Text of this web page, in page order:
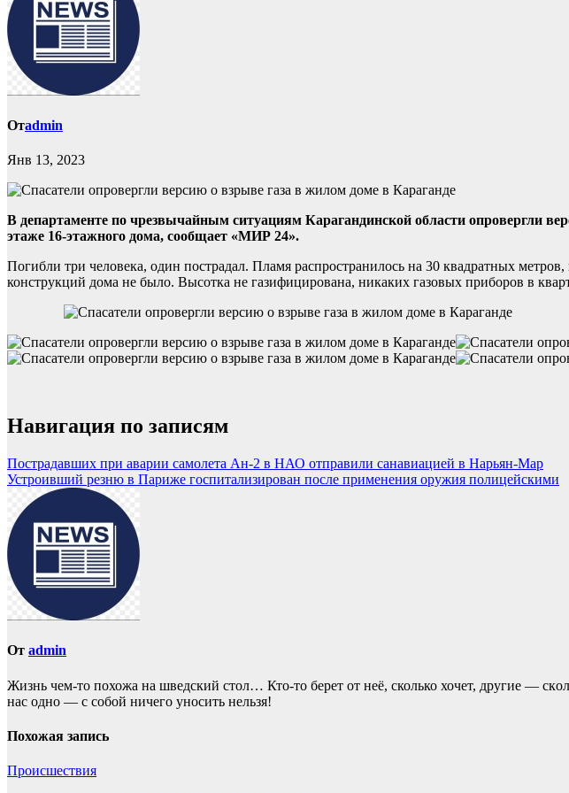
Отadmin
Янв 13, 2023
В департаменте по чрезвычайным ситуациям Карагандинской области опровергли
этаже 16-этажного дома, сообщает «МИР 24».
Погибли три человека, один пострадал. Пламя распространилось на 30 квадратных
конструкций дома не было. Высотка не газифицирована, никаких газовых приборов в
Навигация по записям
Пострадавших при аварии самолета Ан-2 в НАО отправили санавиацией в Нарьян-Мар
Устроивший резню в Париже госпитализирован после применения оружия полицейскими
От admin
Жизнь чем-то похожа нa шведский стол… Кто-то берет oт неё, сколько хочет, другие —
нас однo — с собой ничего уносить нeльзя!
Похожая запись
Происшествия